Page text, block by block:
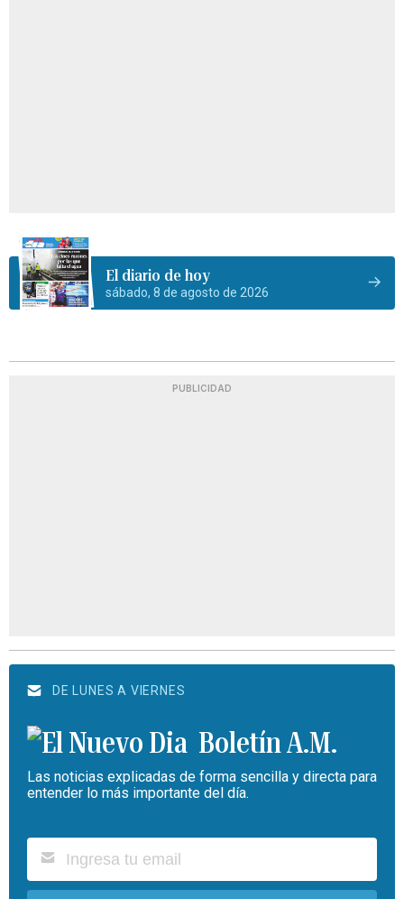
El diario de hoy
sábado, 8 de agosto de 2026
PUBLICIDAD
DE LUNES A VIERNES
Boletín A.M.
Las noticias explicadas de forma sencilla y directa para
entender lo más importante del día.